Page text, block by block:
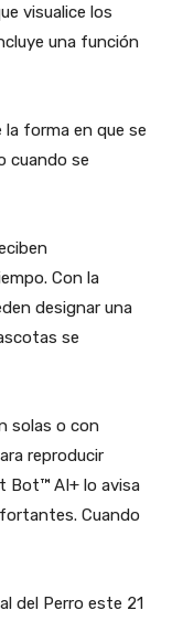
visualice los
una función
forma en que se
cuando se
Con la
designar una
se
solas o con
reproducir
Bot™ AI+ lo avisa
Cuando
del Perro este 21